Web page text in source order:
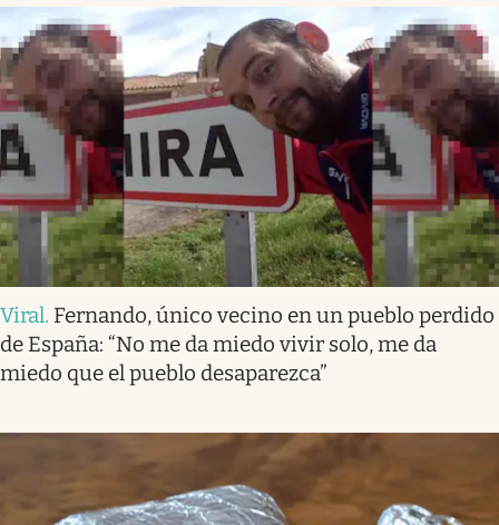
Viral. Fernando, único vecino en un pueblo perdido
de España: “No me da miedo vivir solo, me da
miedo que el pueblo desaparezca”